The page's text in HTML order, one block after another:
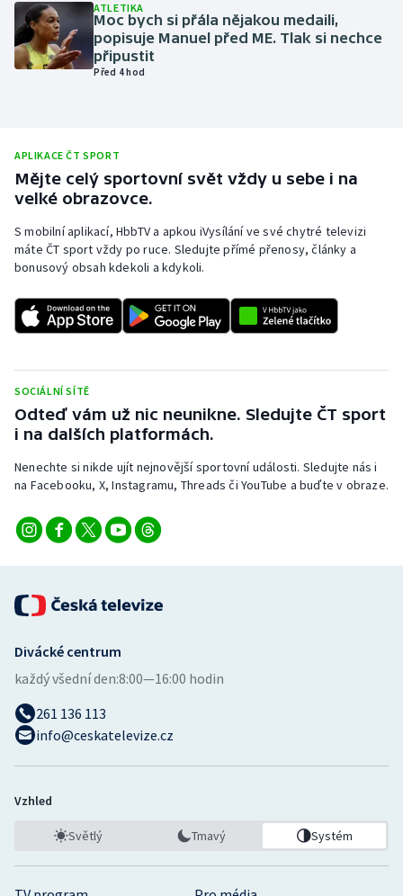
Moderní pětiboj
Motorsport
Parasport
Plavání
Plážový volejbal
Rychlobruslení
Rychlostní kanoistika
Short track
Sportovní střelba
Triatlon
Veslování
Volejbal
Ostatní
ATLETIKA
Moc bych si přála nějakou medaili,
popisuje Manuel před ME. Tlak si nechce
připustit
Před 4 hod
APLIKACE ČT SPORT
Mějte celý sportovní svět vždy u sebe i na
velké obrazovce.
S mobilní aplikací, HbbTV a apkou iVysílání ve své chytré televizi
máte ČT sport vždy po ruce. Sledujte přímé přenosy, články a
bonusový obsah kdekoli a kdykoli.
SOCIÁLNÍ SÍTĚ
Odteď vám už nic neunikne. Sledujte ČT sport
i na dalších platformách.
Nenechte si nikde ujít nejnovější sportovní události. Sledujte nás i
na Facebooku, X, Instagramu, Threads či YouTube a buďte v obraze.
Divácké centrum
každý všední den:8:00—16:00 hodin
261 136 113
info@ceskatelevize.cz
Vzhled
Světlý Tmavý Systém